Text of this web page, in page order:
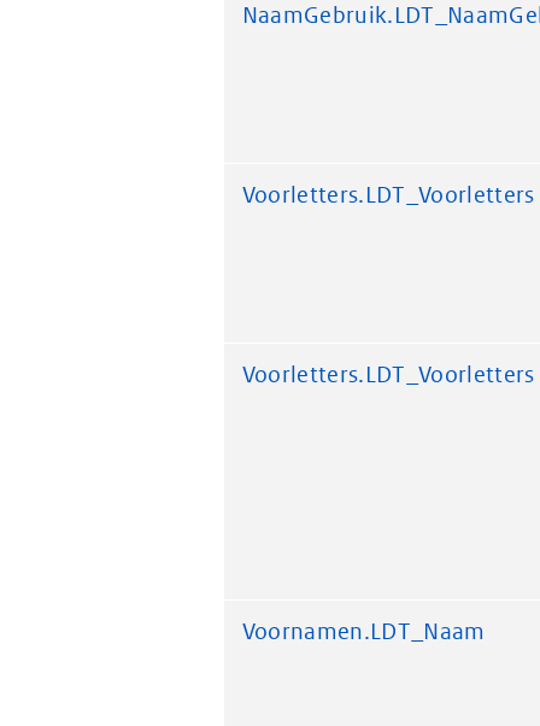
Voorletters.LDT_Voorletters
Voorletters.LDT_Voorletters
Voornamen.LDT_Naam